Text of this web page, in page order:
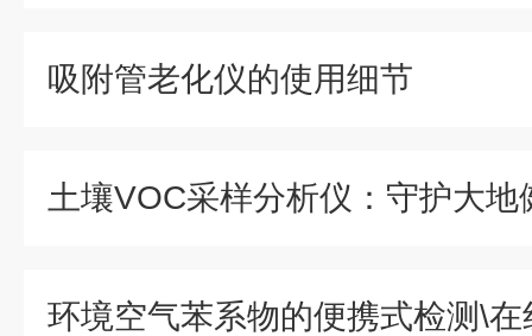
吸附管老化仪的使用细节
环境空气苯系物的便携式检测\在